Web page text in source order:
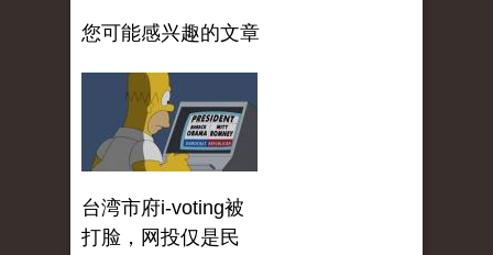
您可能感兴趣的文章
台湾市府i-voting被
打脸，网投仅是民